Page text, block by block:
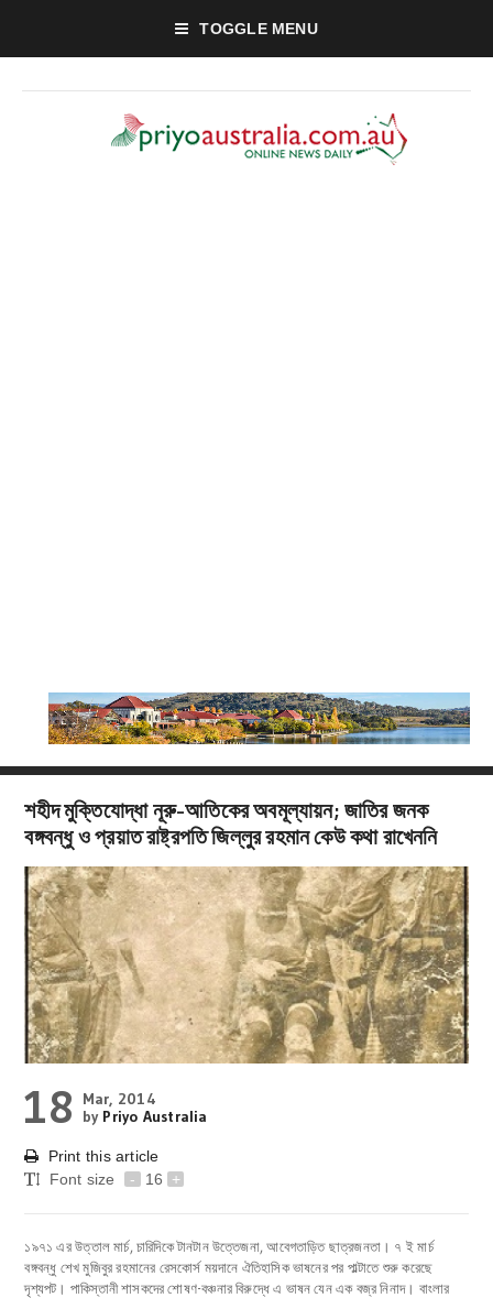
TOGGLE MENU
শহীদ মুক্তিযোদ্ধা নূরু-আতিকের অবমূল্যায়ন; জাতির জনক
বঙ্গবন্ধু ও প্রয়াত রাষ্ট্রপতি জিল্লুর রহমান কেউ কথা রাখেননি
18
Mar, 2014
by Priyo Australia
Print this article
Font size
- 16 +
১৯৭১ এর উত্তাল মার্চ, চারিদিকে টানটান উত্তেজনা, আবেগতাড়িত ছাত্রজনতা। ৭ ই মার্চ
বঙ্গবন্ধু শেখ মুজিবুর রহমানের রেসকোর্স ময়দানে ঐতিহাসিক ভাষনের পর পাল্টাতে শুরু করেছে
দৃশ্যপট। পাকিস্তানী শাসকদের শোষণ-বঞ্চনার বিরুদ্ধে এ ভাষন যেন এক বজ্র নিনাদ। বাংলার